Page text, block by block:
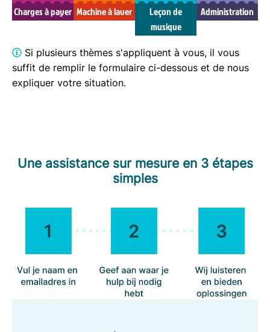
Charges à payer Machine à laver
Leçon de
musique
Administration
Si plusieurs thèmes s'appliquent à vous, il vous
suffit de remplir le formulaire ci-dessous et de nous
expliquer votre situation.
Une assistance sur mesure en 3 étapes
simples